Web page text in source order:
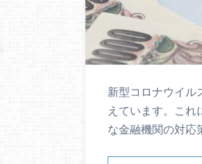
新型コロナウイル
えています。こ
な金融機関の対応